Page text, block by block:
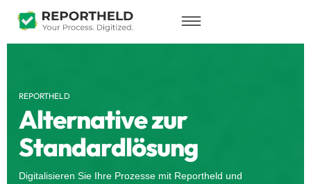
REPORTHELD
Alternative zur
Standardlösung
Digitalisieren Sie Ihre Prozesse mit Reportheld und